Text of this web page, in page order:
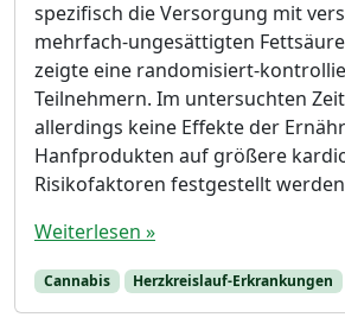
spezifisch die Versorgung mit
mehrfach-ungesättigten
zeigte eine randomisiert-
Teilnehmern. Im untersuchten
allerdings keine Effekte der
Hanfprodukten auf größere
Risikofaktoren festgestellt
Weiterlesen »
Cannabis Herzkreislauf-Erkrankungen